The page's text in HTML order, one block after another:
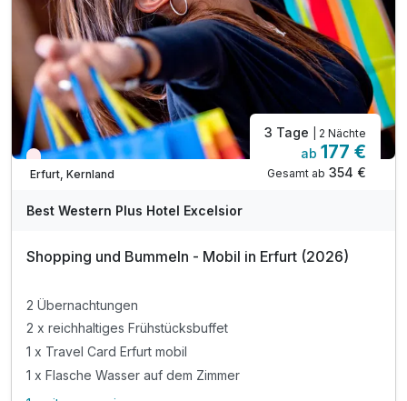
Nur noch Restplätze
Erfurt, Kernland
3 Tage | 2 Nächte
ab 177 €
Gesamt ab 354 €
Best Western Plus Hotel Excelsior
Shopping und Bummeln - Mobil in Erfurt (2026)
2 Übernachtungen
2 x reichhaltiges Frühstücksbuffet
1 x Travel Card Erfurt mobil
1 x Flasche Wasser auf dem Zimmer